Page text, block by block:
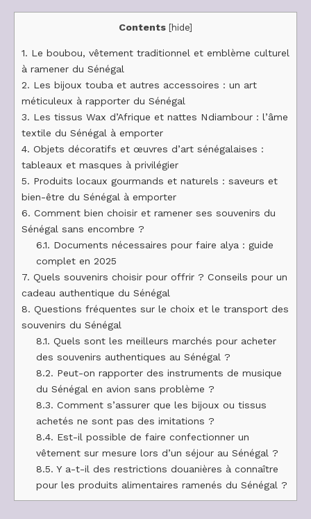
Contents [hide]
1. Le boubou, vêtement traditionnel et emblème culturel
à ramener du Sénégal
2. Les bijoux touba et autres accessoires : un art
méticuleux à rapporter du Sénégal
3. Les tissus Wax d’Afrique et nattes Ndiambour : l’âme
textile du Sénégal à emporter
4. Objets décoratifs et œuvres d’art sénégalaises :
tableaux et masques à privilégier
5. Produits locaux gourmands et naturels : saveurs et
bien-être du Sénégal à emporter
6. Comment bien choisir et ramener ses souvenirs du
Sénégal sans encombre ?
6.1. Documents nécessaires pour faire alya : guide
complet en 2025
7. Quels souvenirs choisir pour offrir ? Conseils pour un
cadeau authentique du Sénégal
8. Questions fréquentes sur le choix et le transport des
souvenirs du Sénégal
8.1. Quels sont les meilleurs marchés pour acheter
des souvenirs authentiques au Sénégal ?
8.2. Peut-on rapporter des instruments de musique
du Sénégal en avion sans problème ?
8.3. Comment s’assurer que les bijoux ou tissus
achetés ne sont pas des imitations ?
8.4. Est-il possible de faire confectionner un
vêtement sur mesure lors d’un séjour au Sénégal ?
8.5. Y a-t-il des restrictions douanières à connaître
pour les produits alimentaires ramenés du Sénégal ?